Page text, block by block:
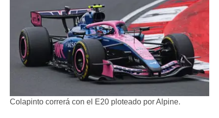
Colapinto correrá con el E20 ploteado por Alpine.